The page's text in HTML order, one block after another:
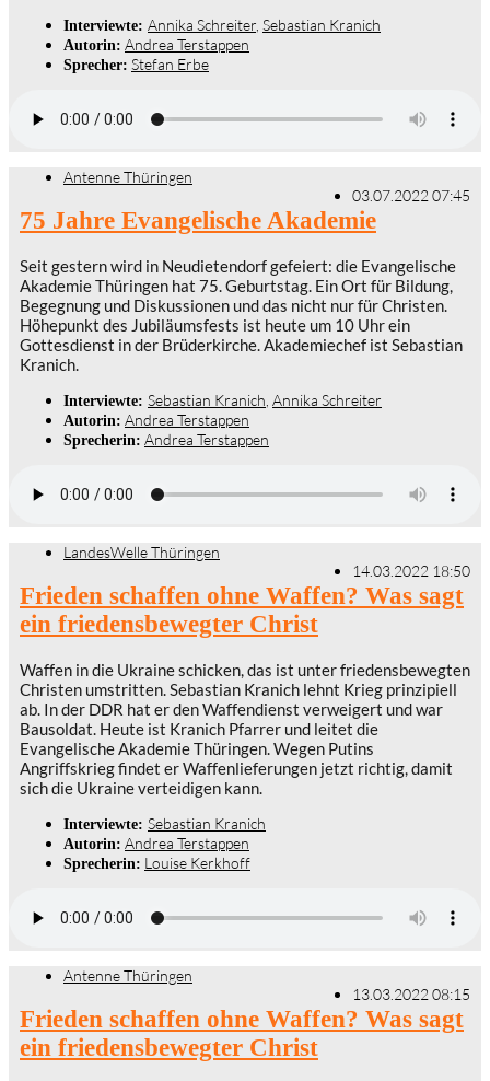
Interviewte: Annika Schreiter Sebastian Kranich
Autorin: Andrea Terstappen
Sprecher: Stefan Erbe
Antenne Thüringen
03.07.2022 07:45
75 Jahre Evangelische Akademie
Seit gestern wird in Neudietendorf gefeiert: die Evangelische
Akademie Thüringen hat 75. Geburtstag. Ein Ort für Bildung,
Begegnung und Diskussionen und das nicht nur für Christen.
Höhepunkt des Jubiläumsfests ist heute um 10 Uhr ein
Gottesdienst in der Brüderkirche. Akademiechef ist Sebastian
Kranich.
Interviewte: Sebastian Kranich Annika Schreiter
Autorin: Andrea Terstappen
Sprecherin: Andrea Terstappen
LandesWelle Thüringen
14.03.2022 18:50
Frieden schaffen ohne Waffen? Was sagt
ein friedensbewegter Christ
Waffen in die Ukraine schicken, das ist unter friedensbewegten
Christen umstritten. Sebastian Kranich lehnt Krieg prinzipiell
ab. In der DDR hat er den Waffendienst verweigert und war
Bausoldat. Heute ist Kranich Pfarrer und leitet die
Evangelische Akademie Thüringen. Wegen Putins
Angriffskrieg findet er Waffenlieferungen jetzt richtig, damit
sich die Ukraine verteidigen kann.
Interviewte: Sebastian Kranich
Autorin: Andrea Terstappen
Sprecherin: Louise Kerkhoff
Antenne Thüringen
13.03.2022 08:15
Frieden schaffen ohne Waffen? Was sagt
ein friedensbewegter Christ